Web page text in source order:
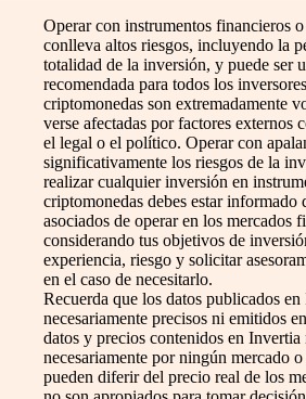
Operar con instrumentos financieros
conlleva altos riesgos, incluyendo la
totalidad de la inversión, y puede ser
recomendada para todos los
criptomonedas son extremadamente
verse afectadas por factores externos
el legal o el político. Operar con
significativamente los riesgos de la
realizar cualquier inversión en
criptomonedas debes estar informado
asociados de operar en los mercados
considerando tus objetivos de
experiencia, riesgo y solicitar
en el caso de necesitarlo.
Recuerda que los datos publicados
necesariamente precisos ni emitidos
datos y precios contenidos en Invertia
necesariamente por ningún mercado
pueden diferir del precio real de los